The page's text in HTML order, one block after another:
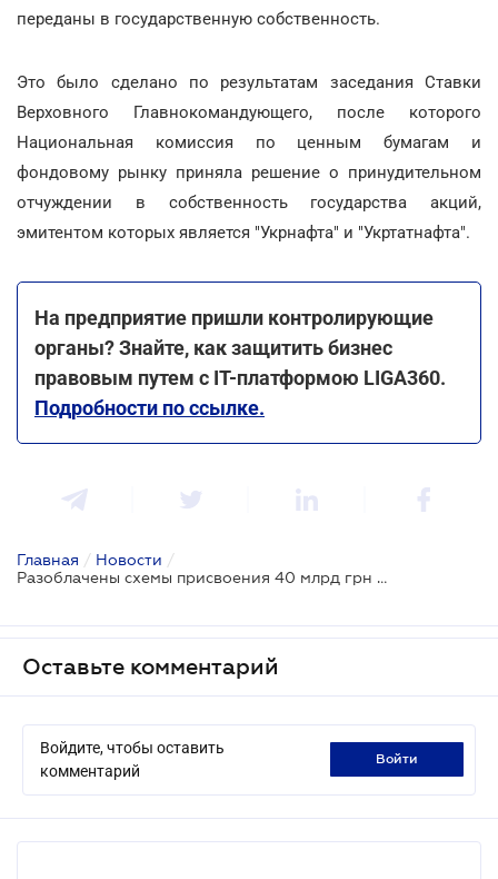
переданы в государственную собственность.
Это было сделано по результатам заседания Ставки
Верховного Главнокомандующего, после которого
Национальная комиссия по ценным бумагам и
фондовому рынку приняла решение о принудительном
отчуждении в собственность государства акций,
эмитентом которых является "Укрнафта" и "Укртатнафта".
На предприятие пришли контролирующие
органы? Знайте, как защитить бизнес
правовым путем с ІТ-платформою LIGA360.
Подробности по ссылке.
Главная / Новости /
Разоблачены схемы присвоения 40 млрд грн бывшим менеджментом "Укрнафты" и "Укртатнафты"
Оставьте комментарий
Войдите, чтобы оставить
комментарий
войти